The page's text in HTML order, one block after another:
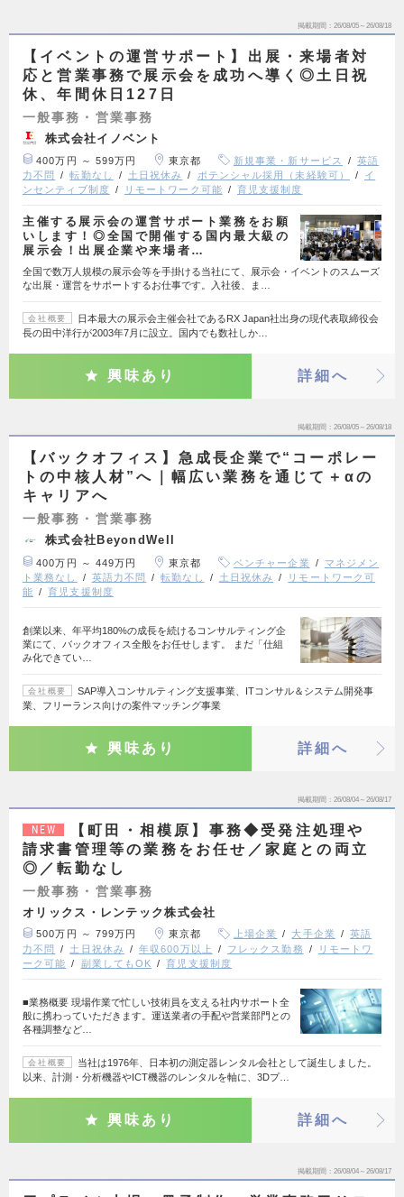
掲載期間 26/08/05～26/08/18
【イベントの運営サポート】出展・来場者対
応と営業事務で展示会を成功へ導く◎土日祝
休、年間休日127日
一般事務・営業事務
株式会社イノベント
400万円 ～ 599万円 東京都 新規事業・新サービス
英語
力不問
転勤なし 土日祝休み ポテンシャル採用（未経験可）
イ
ンセンティブ制度
リモートワーク可能 育児支援制度
主催する展示会の運営サポート業務をお願
いします！◎全国で開催する国内最大級の
展示会！出展企業や来場者…
全国で数万人規模の展示会等を手掛ける当社にて、展示会・イベントのスムーズ
な出展・運営をサポートするお仕事です。入社後、ま…
会社概要
日本最大の展示会主催会社であるRX Japan社出身の現代表取締役会
長の田中洋行が2003年7月に設立。国内でも数社しか…
興味あり 詳細へ
掲載期間 26/08/05～26/08/18
【バックオフィス】急成長企業で“コーポレー
トの中核人材”へ｜幅広い業務を通じて＋αの
キャリアへ
一般事務・営業事務
株式会社BeyondWell
400万円 ～ 449万円 東京都 ベンチャー企業
マネジメン
ト業務なし
英語力不問 転勤なし 土日祝休み
リモートワーク可
能
育児支援制度
創業以来、年平均180%の成長を続けるコンサルティング企
業にて、バックオフィス全般をお任せします。 まだ「仕組
み化できてい…
会社概要
SAP導入コンサルティング支援事業、ITコンサル＆システム開発事
業、フリーランス向けの案件マッチング事業
興味あり 詳細へ
掲載期間 26/08/04～26/08/17
NEW
【町田・相模原】事務◆受発注処理や
請求書管理等の業務をお任せ／家庭との両立
◎／転勤なし
一般事務・営業事務
オリックス・レンテック株式会社
500万円 ～ 799万円 東京都 上場企業 大手企業
英語
力不問
土日祝休み 年収600万以上 フレックス勤務
リモートワ
ーク可能
副業してもOK 育児支援制度
■業務概要 現場作業で忙しい技術員を支える社内サポート全
般に携わっていただきます。運送業者の手配や営業部門との
各種調整など…
会社概要
当社は1976年、日本初の測定器レンタル会社として誕生しました。
以来、計測・分析機器やICT機器のレンタルを軸に、3Dプ…
興味あり 詳細へ
掲載期間 26/08/04～26/08/17